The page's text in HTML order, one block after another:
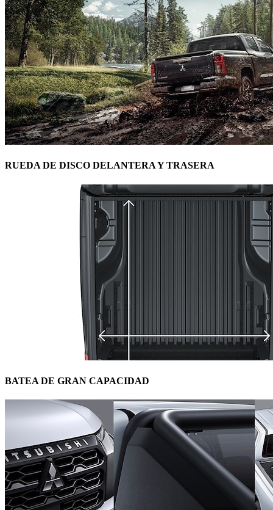
RUEDA DE DISCO DELANTERA Y TRASERA
BATEA DE GRAN CAPACIDAD